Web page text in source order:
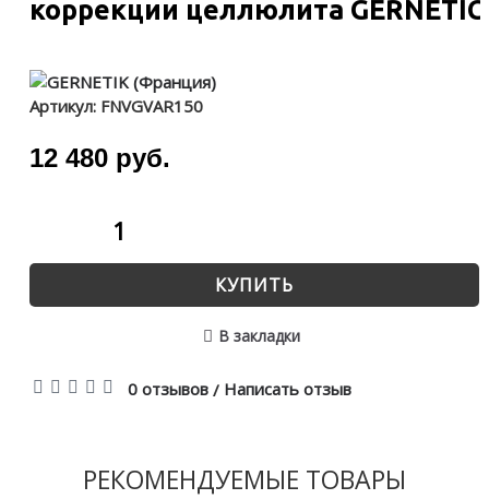
коррекции целлюлита GERNÉTIC
Артикул: FNVGVAR150
12 480 руб.
КУПИТЬ
В закладки
0 отзывов/ Написать отзыв
РЕКОМЕНДУЕМЫЕ ТОВАРЫ